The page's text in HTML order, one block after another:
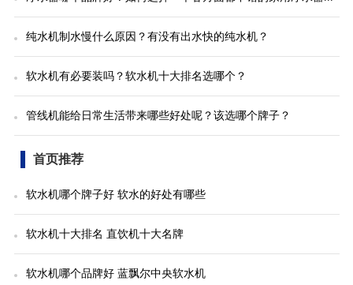
纯水机制水慢什么原因？有没有出水快的纯水机？
软水机有必要装吗？软水机十大排名选哪个？
管线机能给日常生活带来哪些好处呢？该选哪个牌子？
首页推荐
软水机哪个牌子好 软水的好处有哪些
软水机十大排名 直饮机十大名牌
软水机哪个品牌好 蓝飘尔中央软水机